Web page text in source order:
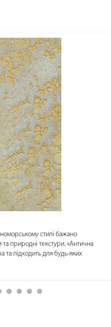
стилі бажано
та природні текстури. «Антична
та підходить для будь-яких